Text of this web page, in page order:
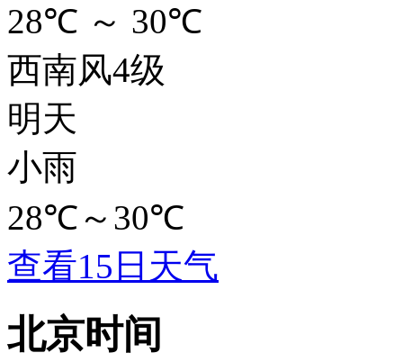
28℃ ～ 30℃
西南风4级
明天
小雨
28℃ ～ 30℃
查看15日天气
北京时间